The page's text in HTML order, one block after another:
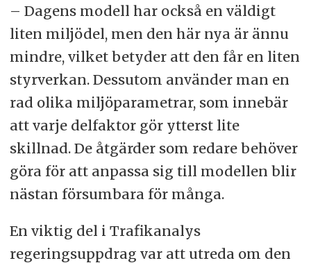
– Dagens modell har också en väldigt
liten miljödel, men den här nya är ännu
mindre, vilket betyder att den får en liten
styrverkan. Dessutom använder man en
rad olika miljöparametrar, som innebär
att varje delfaktor gör ytterst lite
skillnad. De åtgärder som redare behöver
göra för att anpassa sig till modellen blir
nästan försumbara för många.
En viktig del i Trafikanalys
regeringsuppdrag var att utreda om den